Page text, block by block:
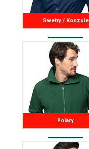
Swetry / Koszule
Polary